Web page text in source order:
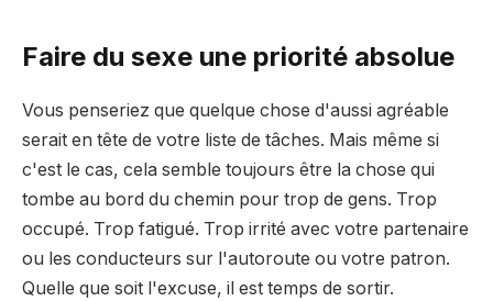
Faire du sexe une priorité absolue
Vous penseriez que quelque chose d'aussi agréable
serait en tête de votre liste de tâches. Mais même si
c'est le cas, cela semble toujours être la chose qui
tombe au bord du chemin pour trop de gens. Trop
occupé. Trop fatigué. Trop irrité avec votre partenaire
ou les conducteurs sur l'autoroute ou votre patron.
Quelle que soit l'excuse, il est temps de sortir.